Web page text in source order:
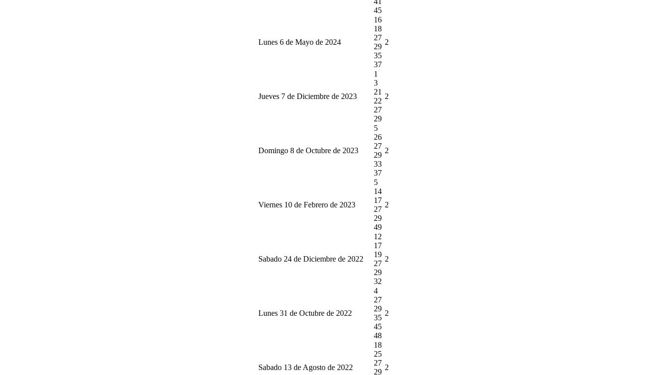
45
Lunes 6 de Mayo de 2024
16
18
27
29
35
37
2
Jueves 7 de Diciembre de 2023
1
3
21
22
27
29
2
Domingo 8 de Octubre de 2023
5
26
27
29
33
37
2
Viernes 10 de Febrero de 2023
5
14
17
27
29
49
2
Sabado 24 de Diciembre de 2022
12
17
19
27
29
32
2
Lunes 31 de Octubre de 2022
4
27
29
35
45
48
2
Sabado 13 de Agosto de 2022
18
25
27
29
2